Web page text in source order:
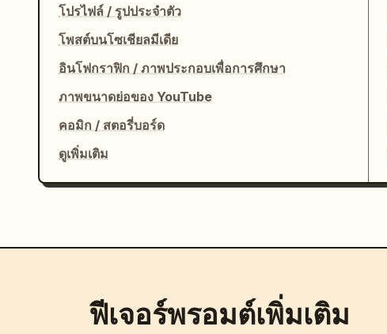
โปรไฟล์ / รูปประจำตัว
โพสต์บนโซเชียลมีเดีย
อินโฟกราฟิก / ภาพประกอบเพื่อการศึกษา
ภาพขนาดย่อของ YouTube
คอมิก / สตอรี่บอร์ด
ดูเพิ่มเติม
ฟีเจอร์พรอมต์เพิ่มเติม